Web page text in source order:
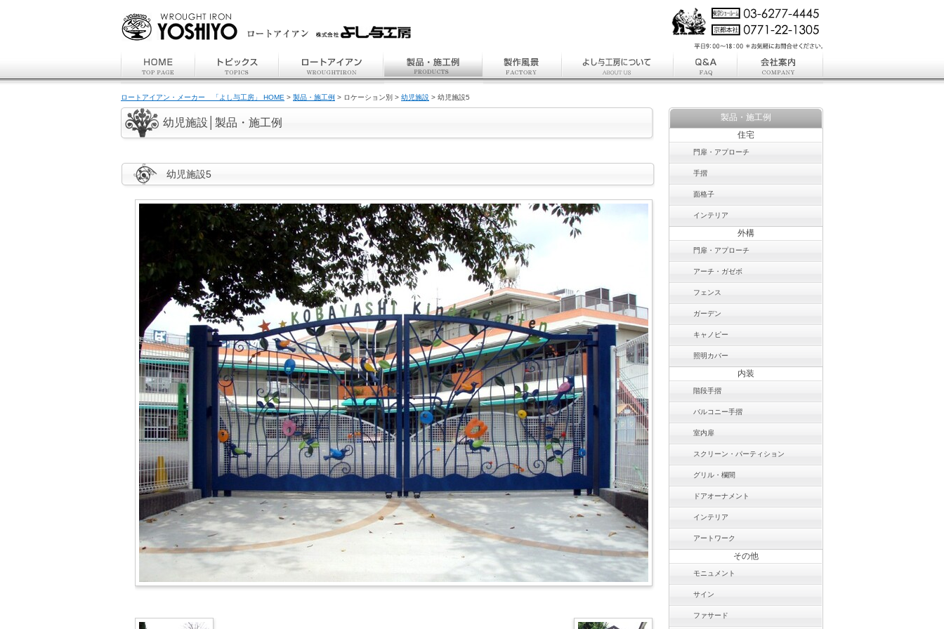
ロートアイアン・メーカー 「よし与工房」 HOME > 製品・施工例 > ロケーション別 > 幼児施設 > 幼児施設5
幼児施設│製品・施工例
幼児施設5
製品・施工例
住宅
門扉・アプローチ
手摺
面格子
インテリア
外構
門扉・アプローチ
アーチ・ガゼボ
フェンス
ガーデン
キャノピー
照明カバー
内装
階段手摺
バルコニー手摺
室内扉
スクリーン・パーティション
グリル・欄間
ドアオーナメント
インテリア
アートワーク
その他
モニュメント
サイン
ファサード